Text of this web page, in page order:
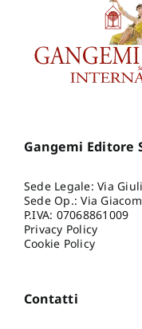
Gangemi Editore
Sede Legale: Via
Sede Op.: Via
P.IVA: 07068861009
Privacy Policy
Cookie Policy
Contatti